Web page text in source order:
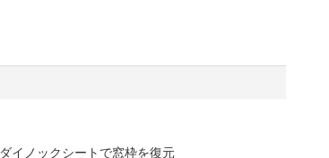
ダイノックシートで窓枠を復元